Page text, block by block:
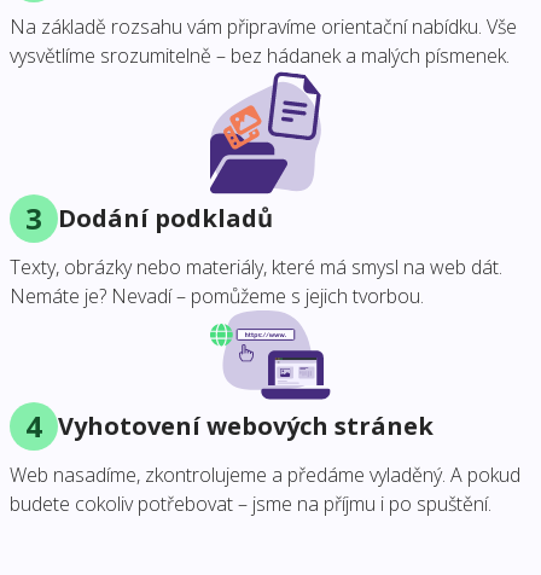
Na základě rozsahu vám připravíme orientační nabídku. Vše
vysvětlíme srozumitelně – bez hádanek a malých písmenek.
3 Dodání podkladů
Texty, obrázky nebo materiály, které má smysl na web dát.
Nemáte je? Nevadí – pomůžeme s jejich tvorbou.
4 Vyhotovení webových stránek
Web nasadíme, zkontrolujeme a předáme vyladěný. A pokud
budete cokoliv potřebovat – jsme na příjmu i po spuštění.